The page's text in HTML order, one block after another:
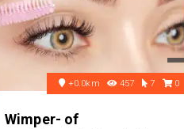
+0.0km 457 7 0
Wimper- of